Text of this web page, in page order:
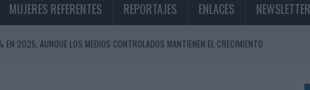
MUJERES REFERENTES REPORTAJES ENLACES NEWSLETTER
2025, AUNQUE LOS MEDIOS CONTROLADOS MANTIENEN EL CRECIMIENTO